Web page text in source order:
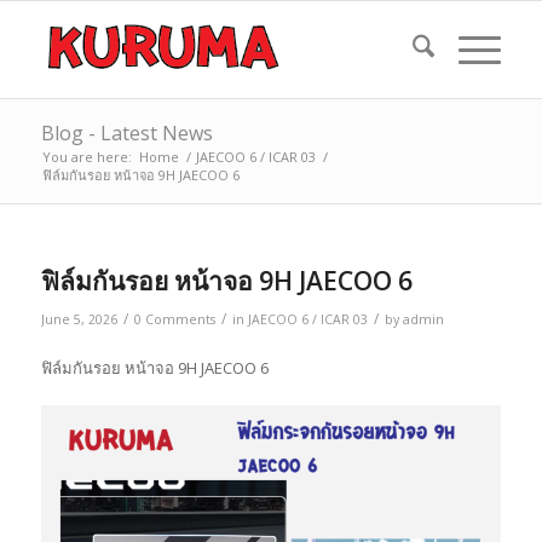
Blog - Latest News
You are here: Home / JAECOO 6 / ICAR 03 /
ฟิล์มกันรอย หน้าจอ 9H JAECOO 6
ฟิล์มกันรอย หน้าจอ 9H JAECOO 6
June 5, 2026 / 0 Comments / in JAECOO 6 / ICAR 03 / by admin
ฟิล์มกันรอย หน้าจอ 9H JAECOO 6